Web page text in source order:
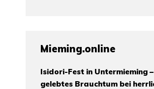
Mieming.online
Isidori-Fest in Untermieming –
gelebtes Brauchtum bei